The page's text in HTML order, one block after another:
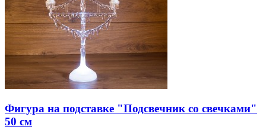
Фигура на подставке "Подсвечник со свечками"
50 см